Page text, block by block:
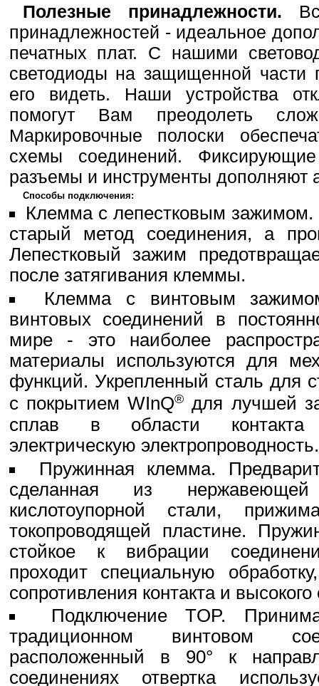
Полезные принадлежности.
принадлежностей - идеальное
печатных плат. С нашими
светодиоды на защищенной части
его видеть. Наши устройства
помогут Вам преодолеть
Маркировочные полоски
схемы соединений.
разъемы и инструменты дополняют
Способы подключения:
Клемма с лепестковым
старый метод соединения, a
Лепестковый зажим
после затягивания клеммы.
Клемма с винтовым
винтовых соединений в
мире - это наиболее
материалы используются для
функций. Укрепленный сталь для
с покрытием WInQ® для лучшей
сплав в области контакта
электрическую электропроводность.
Пружинная клемма.
сделанная из нержавеющей
кислотоупорной стали,
токопроводящей пластине.
стойкое к вибрации
проходит специальную
сопротивления контакта и
Подключение TOP.
традиционном винтовом
расположенный в 90° к
соединениях отвертка